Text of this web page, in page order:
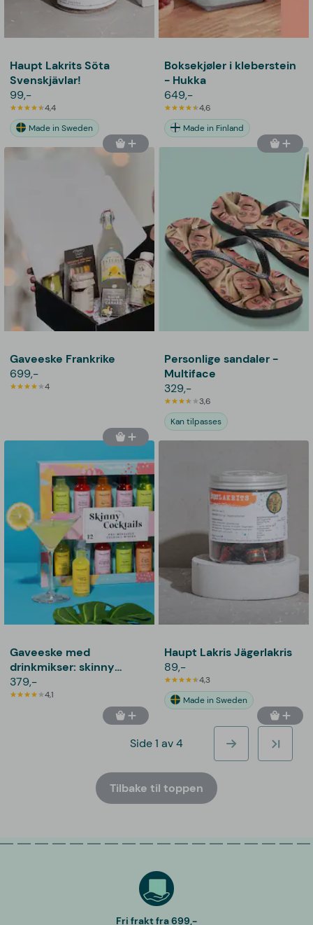
Haupt Lakrits Söta
Svenskjävlar!
99,-
4,4
Made in Sweden
Boksekjøler i kleberstein
- Hukka
649,-
4,6
Made in Finland
Gaveeske Frankrike
699,-
4
Personlige sandaler -
Multiface
329,-
3,6
Kan tilpasses
Gaveeske med
drinkmikser: skinny
cocktails - thoughtfully
379,-
4,1
Haupt Lakris Jägerlakris
89,-
4,3
Made in Sweden
Side 1 av 4
Tilbake til toppen
Fri frakt fra 699,-